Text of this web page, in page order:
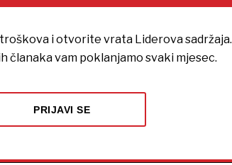
i otvorite vrata Liderova sadržaja.
članaka vam poklanjamo svaki mjesec.
PRIJAVI SE